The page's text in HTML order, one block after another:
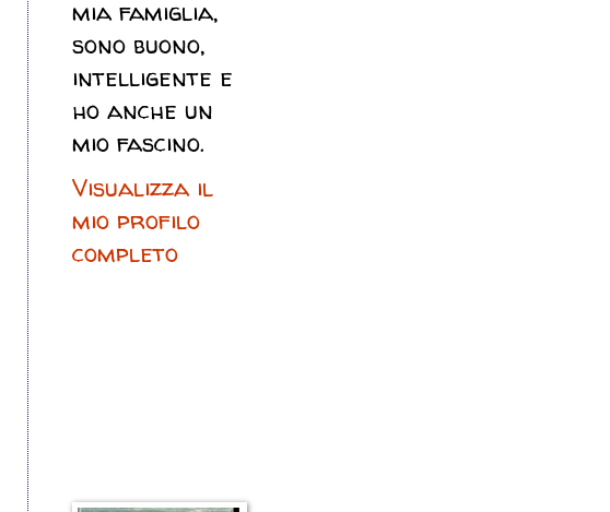
mia famiglia,
sono buono,
intelligente e
ho anche un
mio fascino.
Visualizza il
mio profilo
completo